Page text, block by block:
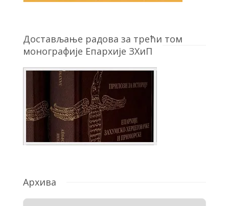
Достављање радова за трећи том
монографије Епархије ЗХиП
Архива